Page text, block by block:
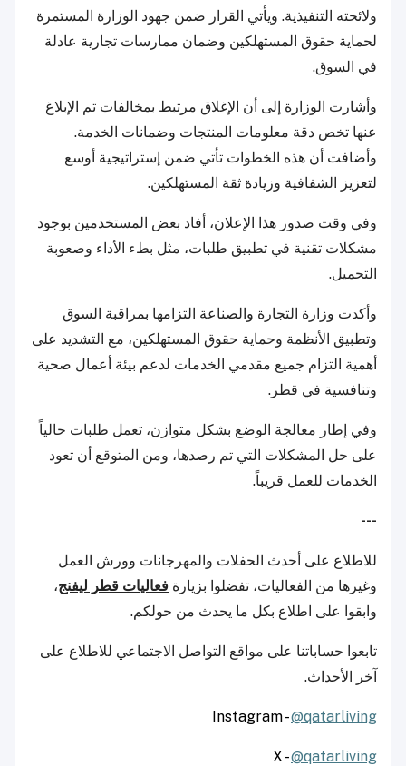
ولائحته التنفيذية. ويأتي القرار ضمن جهود الوزارة المستمرة
لحماية حقوق المستهلكين وضمان ممارسات تجارية عادلة
في السوق.
وأشارت الوزارة إلى أن الإغلاق مرتبط بمخالفات تم الإبلاغ
عنها تخص دقة معلومات المنتجات وضمانات الخدمة.
وأضافت أن هذه الخطوات تأتي ضمن إستراتيجية أوسع
لتعزيز الشفافية وزيادة ثقة المستهلكين.
وفي وقت صدور هذا الإعلان، أفاد بعض المستخدمين بوجود
مشكلات تقنية في تطبيق طلبات، مثل بطء الأداء وصعوبة
التحميل.
وأكدت وزارة التجارة والصناعة التزامها بمراقبة السوق
وتطبيق الأنظمة وحماية حقوق المستهلكين، مع التشديد على
أهمية التزام جميع مقدمي الخدمات لدعم بيئة أعمال صحية
وتنافسية في قطر.
وفي إطار معالجة الوضع بشكل متوازن، تعمل طلبات حالياً
على حل المشكلات التي تم رصدها، ومن المتوقع أن تعود
الخدمات للعمل قريباً.
---
للاطلاع على أحدث الحفلات والمهرجانات وورش العمل
وغيرها من الفعاليات، تفضلوا بزيارة فعاليات قطر ليفنج،
وابقوا على اطلاع بكل ما يحدث من حولكم.
تابعوا حساباتنا على مواقع التواصل الاجتماعي للاطلاع على
آخر الأحداث.
Instagram -@qatarliving
X -@qatarliving